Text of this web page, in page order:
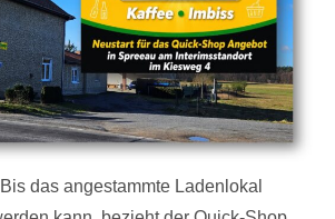
das angestammte Ladenlokal